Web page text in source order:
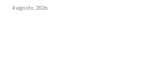
4 agosto, 2026